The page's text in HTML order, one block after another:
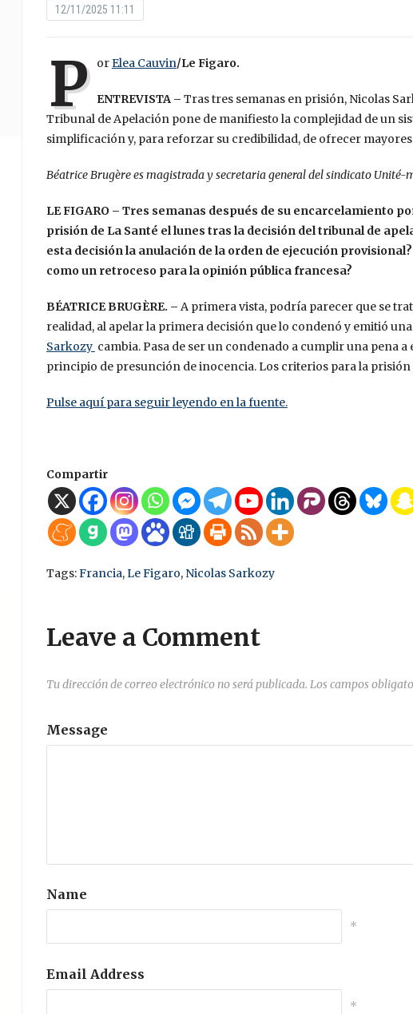
12/11/2025 11:11
P orElea Cauvin/Le Figaro.
ENTREVISTA – Tras tres semanas en prisión, Nicolas
Tribunal de Apelación pone de manifiesto la complejidad de un
simplificación y, para reforzar su credibilidad, de ofrecer
Béatrice Brugère es magistrada y secretaria general del sindicato Unité-
LE FIGARO – Tres semanas después de su encarcelamiento
prisión de La Santé el lunes tras la decisión del tribunal de
esta decisión la anulación de la orden de ejecución
como un retroceso para la opinión pública francesa?
BÉATRICE BRUGÈRE. – A primera vista, podría parecer que se
realidad, al apelar la primera decisión que lo condenó y emitió
Sarkozy cambia. Pasa de ser un condenado a cumplir una pena
principio de presunción de inocencia. Los criterios para la
Pulse aquí para seguir leyendo en la fuente.
Compartir
Tags:Francia,Le Figaro, Nicolas Sarkozy
Leave a Comment
Tu dirección de correo electrónico no será publicada. Los campos
Message
Name
*
Email Address
*